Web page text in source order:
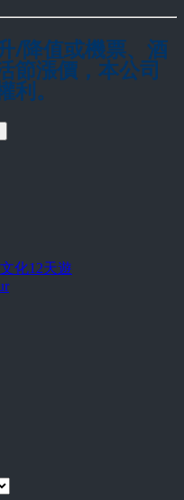
/降值或機票、酒
節漲價，本公司
利。
化12天遊